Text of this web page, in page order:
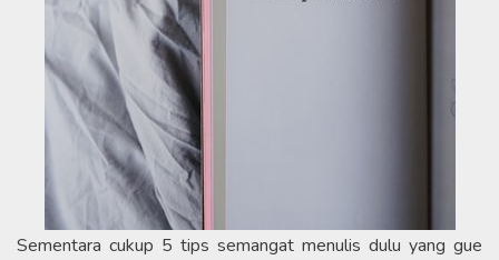
Sementara cukup 5 tips semangat menulis dulu yang gue